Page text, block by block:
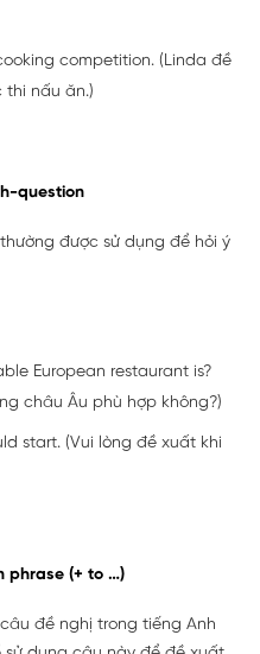
competition. (Linda đề
nấu ăn.)
question
được sử dụng để hỏi ý
European restaurant is?
châu Âu phù hợp không?)
start. (Vui lòng đề xuất khi
phrase (+ to …)
đề nghị trong tiếng Anh